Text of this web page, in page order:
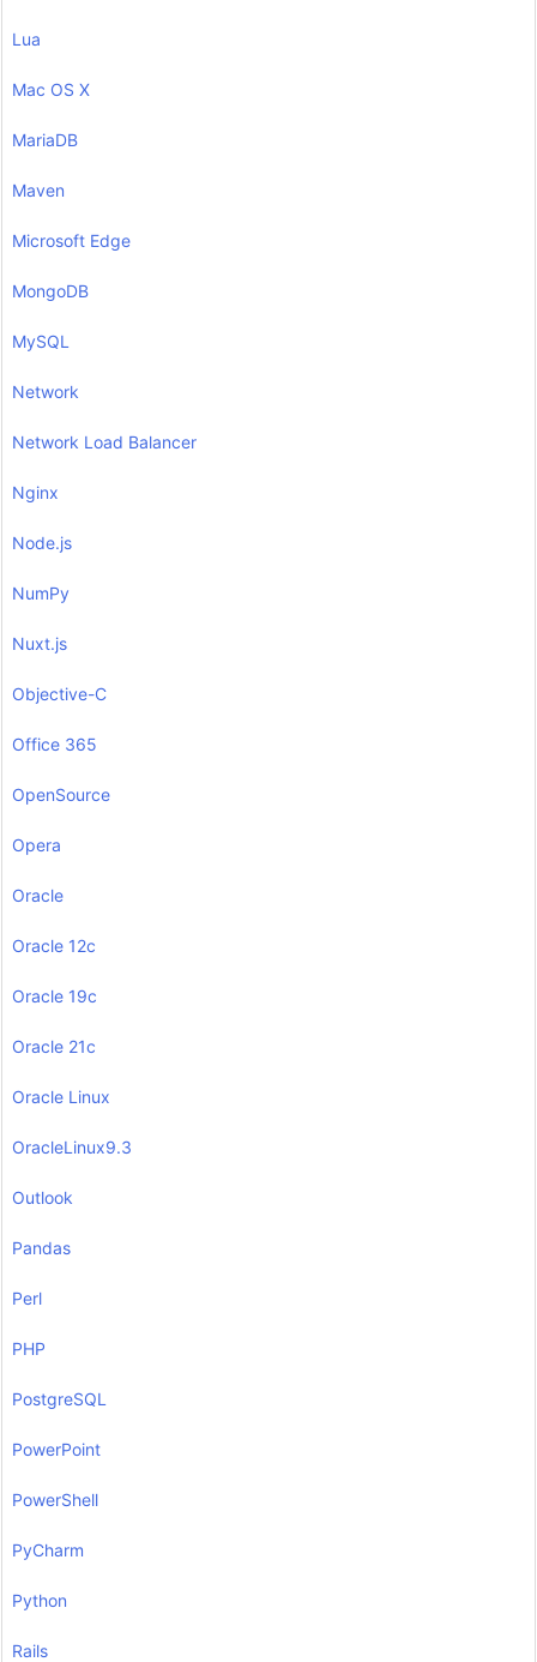
Lua
Mac OS X
MariaDB
Maven
Microsoft Edge
MongoDB
MySQL
Network
Network Load Balancer
Nginx
Node.js
NumPy
Nuxt.js
Objective-C
Office 365
OpenSource
Opera
Oracle
Oracle 12c
Oracle 19c
Oracle 21c
Oracle Linux
OracleLinux9.3
Outlook
Pandas
Perl
PHP
PostgreSQL
PowerPoint
PowerShell
PyCharm
Python
Rails